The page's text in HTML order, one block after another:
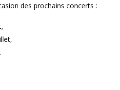
des prochains concerts :